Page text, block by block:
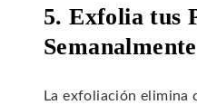
5. Exfolia tus
Semanalmente
La exfoliación elimina